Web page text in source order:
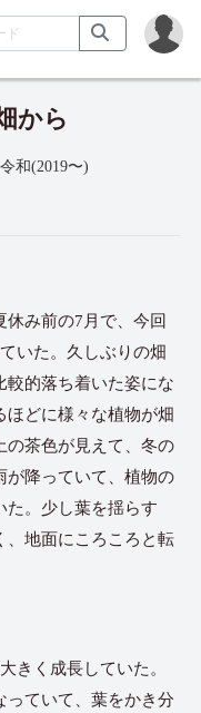
から
令和(2019〜)
み前の7月で、今回
いた。久しぶりの畑
較的落ち着いた姿にな
ほどに様々な植物が畑
の茶色が見えて、冬の
が降っていて、植物の
た。少し葉を揺らす
、地面にころころと転
きく成長していた。
っていて、葉をかき分